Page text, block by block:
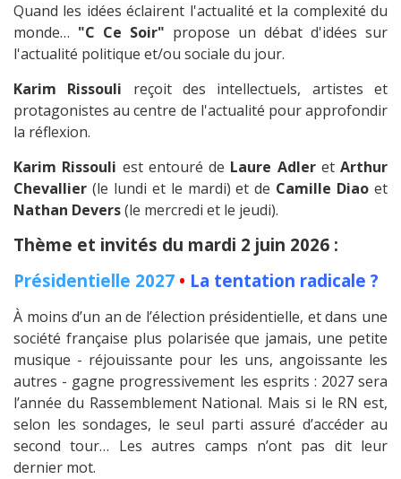
Quand les idées éclairent l'actualité et la complexité du
monde… "C Ce Soir" propose un débat d'idées sur
l'actualité politique et/ou sociale du jour.
Karim Rissouli reçoit des intellectuels, artistes et
protagonistes au centre de l'actualité pour approfondir
la réflexion.
Karim Rissouli est entouré de Laure Adleret Arthur
Chevallier (le lundi et le mardi) et de Camille Diao et
Nathan Devers(le mercredi et le jeudi).
Thème et invités du mardi 2 juin 2026 :
Présidentielle 2027 • La tentation radicale ?
À moins d’un an de l’élection présidentielle, et dans une
société française plus polarisée que jamais, une petite
musique - réjouissante pour les uns, angoissante les
autres - gagne progressivement les esprits : 2027 sera
l’année du Rassemblement National. Mais si le RN est,
selon les sondages, le seul parti assuré d’accéder au
second tour… Les autres camps n’ont pas dit leur
dernier mot.